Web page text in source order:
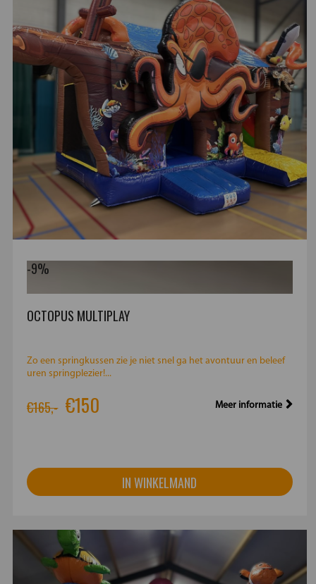
-9%
OCTOPUS MULTIPLAY
Zo een springkussen zie je niet snel ga het avontuur en beleef
uren springplezier!...
€165,- €150 Meer informatie
IN WINKELMAND